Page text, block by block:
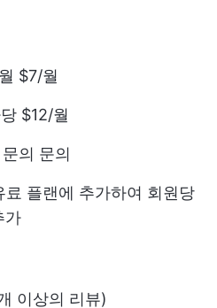
$7/월
$12/월
의 문의
료 플랜에 추가하여 회원당
가
이상의 리뷰)